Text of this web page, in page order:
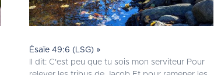
Ésaïe 49:6 (LSG) »
Il dit: C'est peu que tu sois mon serviteur Pour